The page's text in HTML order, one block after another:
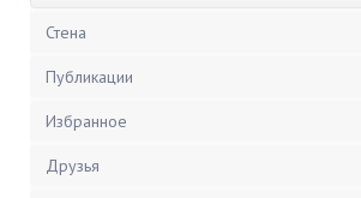
Стена
Публикации
Избранное
Друзья